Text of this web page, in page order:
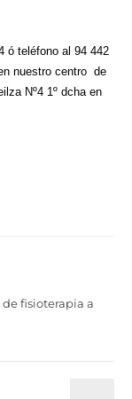
ó teléfono al 94 442
nuestro centro de
Nº4 1º dcha en
fisioterapia a